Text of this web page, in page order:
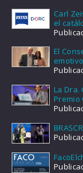
Carl
el
El
La
Premio